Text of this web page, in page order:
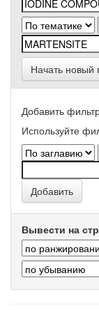
Начать новый
Добавить
Используйте
Вывести на